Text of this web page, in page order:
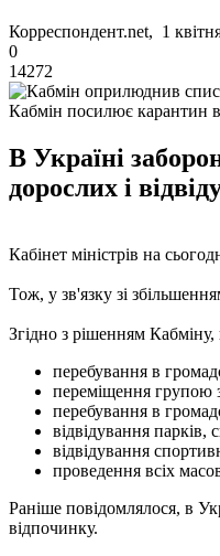
Корреспондент.net, 1
0
14272
Кабмін посилює карантин в
В Україні
дорослих і
Кабінет міністрів на
Тож, у зв'язку зі
Згідно з рішенням Кабміну,
перебування в
переміщення групою з
перебування в
відвідування
відвідування
проведення всіх
Раніше повідомлялося, в
відпочинку.